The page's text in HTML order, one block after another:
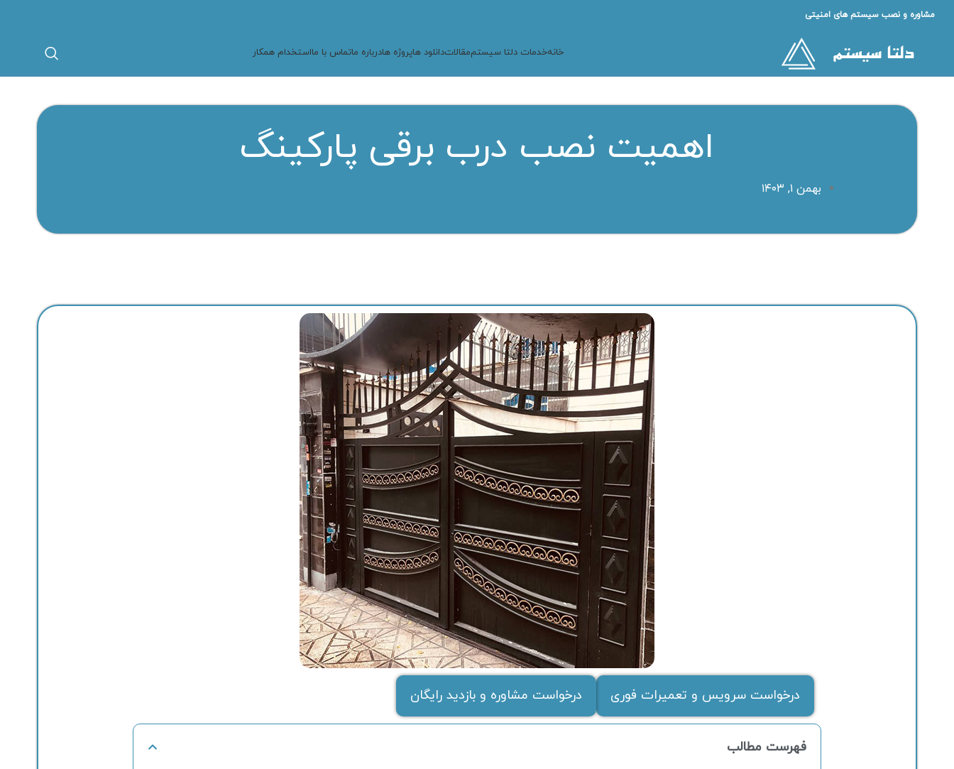
مشاوره و نصب سیستم های امنیتی
خانهخدمات دلتا سیستممقالاتدانلود هاپروژه هادرباره ماتماس با مااستخدام همکار
اهمیت نصب درب برقی پارکینگ
بهمن ۱, ۱۴۰۳
درخواست سرویس و تعمیرات فوری درخواست مشاوره و بازدید رایگان
فهرست مطالب